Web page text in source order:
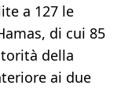
a 127 le
di cui 85
della
ai due